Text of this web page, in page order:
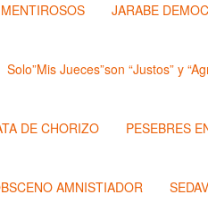
JARABE
Solo”Mis Jueces”son “Justos” y
DE CHORIZO PESEBRES
AMNISTIADOR